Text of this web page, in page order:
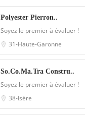
Polyester Pierron..
Soyez le premier à évaluer !
31-Haute-Garonne
So.Co.Ma.Tra Constru..
Soyez le premier à évaluer !
38-Isère